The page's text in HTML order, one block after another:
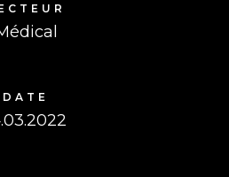
DATE